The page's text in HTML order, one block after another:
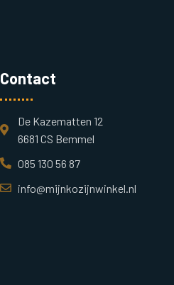
Contact
De Kazematten 12
6681 CS Bemmel
085 130 56 87
info@mijnkozijnwinkel.nl